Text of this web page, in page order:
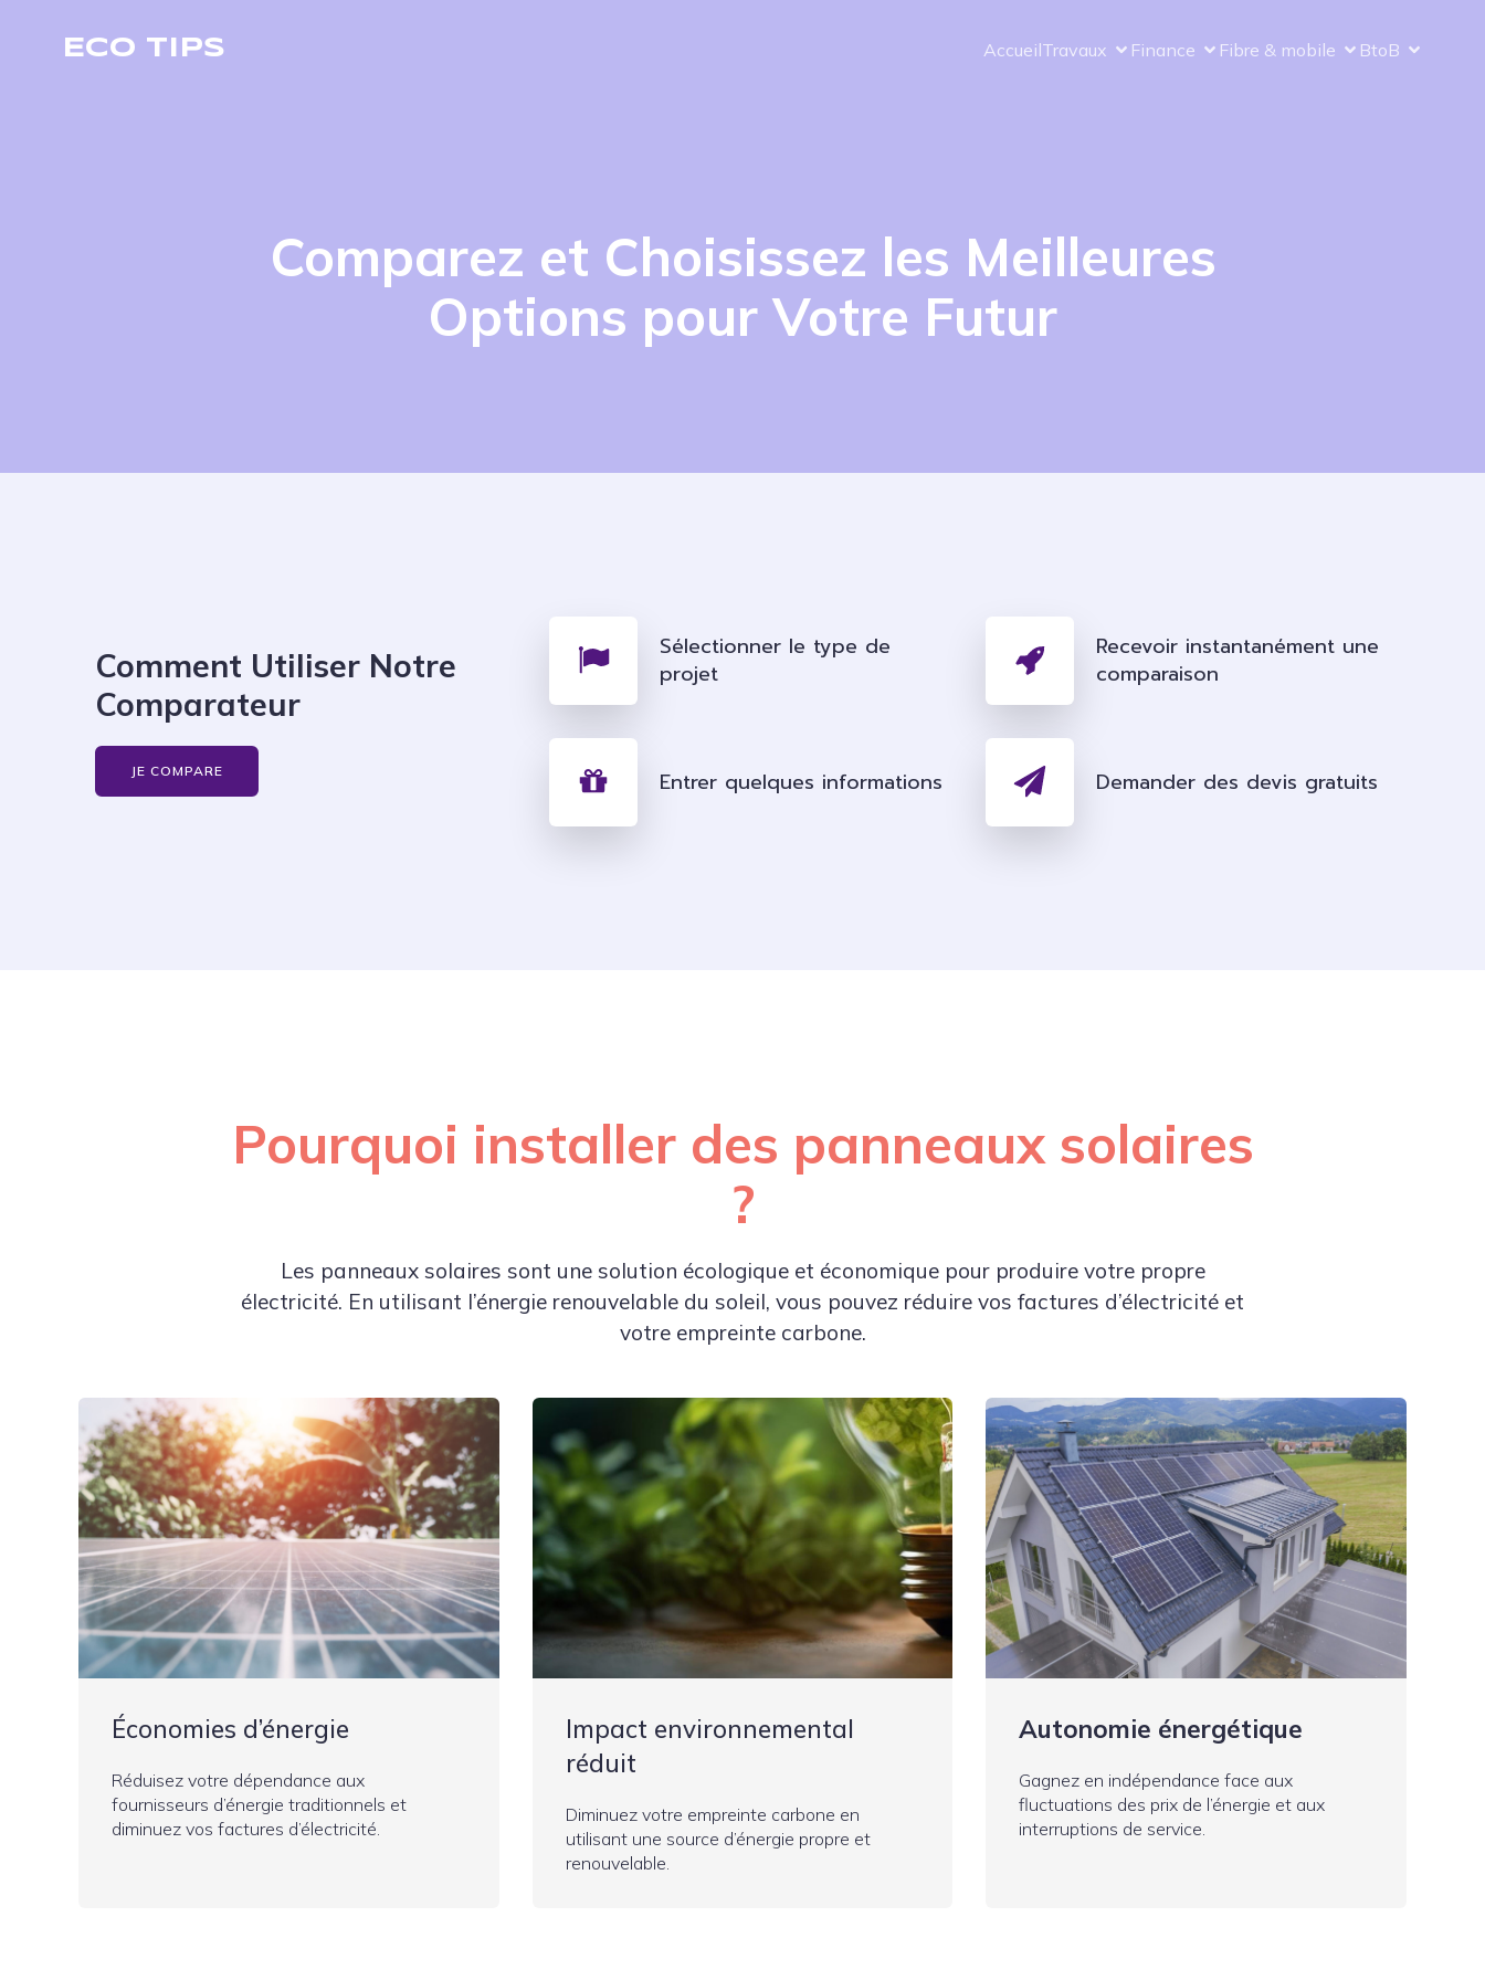
ECO TIPS AccueilTravaux Finance Fibre & mobile BtoB
Comparez et Choisissez les Meilleures
Options pour Votre Futur
Comment Utiliser Notre
Comparateur
JE COMPARE
Sélectionner le type de
projet
Entrer quelques informations
Recevoir instantanément une
comparaison
Demander des devis gratuits
Pourquoi installer des panneaux solaires
?
Les panneaux solaires sont une solution écologique et économique pour produire votre propre
électricité. En utilisant l’énergie renouvelable du soleil, vous pouvez réduire vos factures d’électricité et
votre empreinte carbone.
Économies d’énergie
Réduisez votre dépendance aux
fournisseurs d’énergie traditionnels et
diminuez vos factures d’électricité.
Impact environnemental
réduit
Diminuez votre empreinte carbone en
utilisant une source d’énergie propre et
renouvelable.
Autonomie énergétique
Gagnez en indépendance face aux
fluctuations des prix de l’énergie et aux
interruptions de service.